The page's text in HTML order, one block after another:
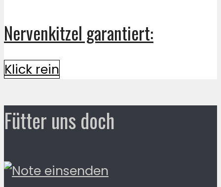
Nervenkitzel garantiert:
Klick rein
Fütter uns doch